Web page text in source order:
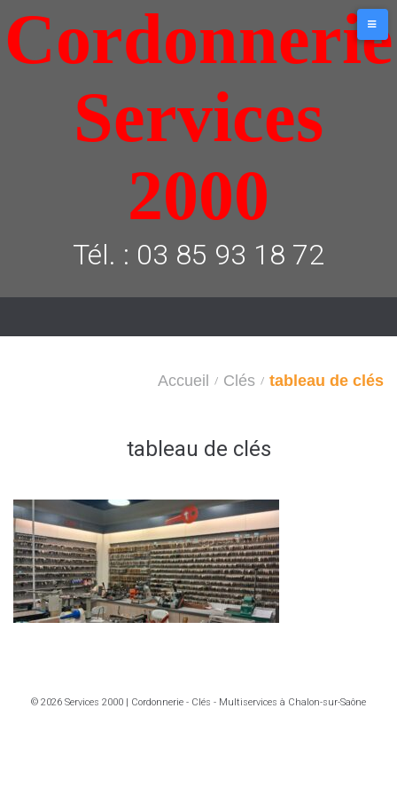
au
contenu
Cordonnerie
Services
2000
Tél. : 03 85 93 18 72
Accueil / Clés / tableau de clés
tableau de clés
© 2026 Services 2000 | Cordonnerie - Clés - Multiservices à Chalon-sur-Saône